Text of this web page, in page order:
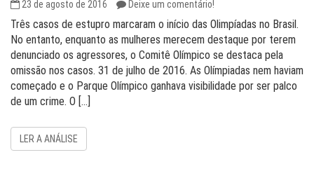
23 de agosto de 2016 Deixe um comentário!
Três casos de estupro marcaram o início das Olimpíadas no Brasil.
No entanto, enquanto as mulheres merecem destaque por terem
denunciado os agressores, o Comitê Olímpico se destaca pela
omissão nos casos. 31 de julho de 2016. As Olímpiadas nem haviam
começado e o Parque Olímpico ganhava visibilidade por ser palco
de um crime. O […]
LER A ANÁLISE